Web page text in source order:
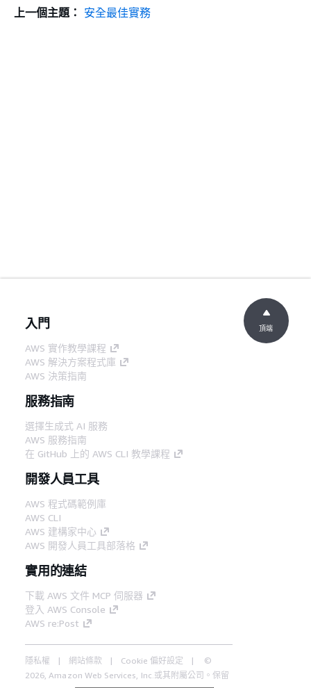
上一個主題： 安全最佳實務
入門
AWS 實作教學課程
AWS 解決方案程式庫
AWS 決策指南
服務指南
選擇生成式 AI 服務
AWS 服務指南
在 GitHub 上的 AWS CLI 教學課程
開發人員工具
AWS 程式碼範例庫
AWS CLI
AWS 建構家中心
AWS 開發人員工具部落格
實用的連結
下載 AWS 文件 MCP 伺服器
登入 AWS Console
AWS re:Post
隱私權 網站條款 Cookie 偏好設定
©
2026, Amazon Web Services, Inc.或其附屬公司。保留
頂端